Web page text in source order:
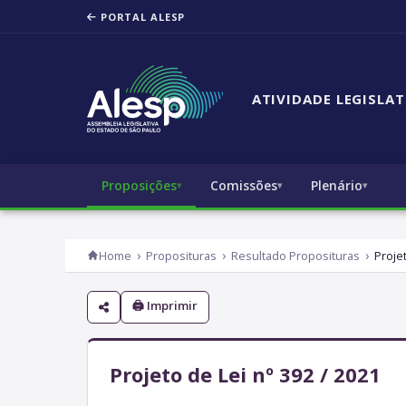
PORTAL ALESP
ATIVIDADE
Proposições Comissões Plenário
Home Proposituras Resultado Proposituras
🖨 Imprimir
Projeto de Lei nº 392 / 2021